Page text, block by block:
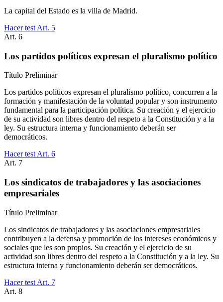
La capital del Estado es la villa de Madrid.
Hacer test Art. 5
Art. 6
Los partidos políticos expresan el pluralismo político
Título Preliminar
Los partidos políticos expresan el pluralismo político, concurren a la
formación y manifestación de la voluntad popular y son instrumento
fundamental para la participación política. Su creación y el ejercicio
de su actividad son libres dentro del respeto a la Constitución y a la
ley. Su estructura interna y funcionamiento deberán ser
democráticos.
Hacer test Art. 6
Art. 7
Los sindicatos de trabajadores y las asociaciones
empresariales
Título Preliminar
Los sindicatos de trabajadores y las asociaciones empresariales
contribuyen a la defensa y promoción de los intereses económicos y
sociales que les son propios. Su creación y el ejercicio de su
actividad son libres dentro del respeto a la Constitución y a la ley. Su
estructura interna y funcionamiento deberán ser democráticos.
Hacer test Art. 7
Art. 8